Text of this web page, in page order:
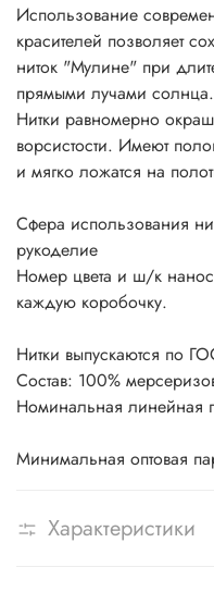
Использование
красителей позволяет
ниток "Мулине" при
прямыми лучами солнца.
Нитки равномерно
ворсистости. Имеют
и мягко ложатся на
Сфера использования
рукоделие
Номер цвета и ш/к
каждую коробочку.
Нитки выпускаются по
Состав: 100%
Номинальная линейная
Минимальная оптовая
Характеристики